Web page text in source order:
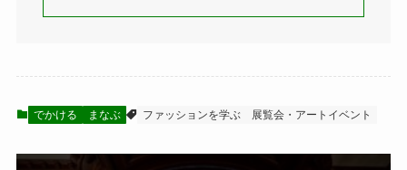
でかける まなぶ ファッションを学ぶ 展覧会・アートイベント